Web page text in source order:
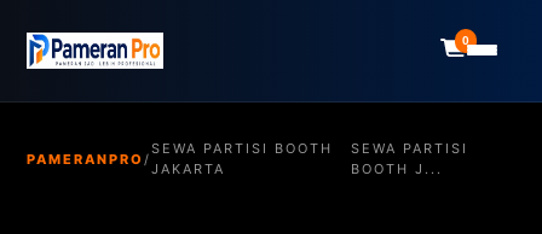
0
PAMERANPRO /
SEWA PARTISI BOOTH
JAKARTA
SEWA PARTISI
BOOTH J...